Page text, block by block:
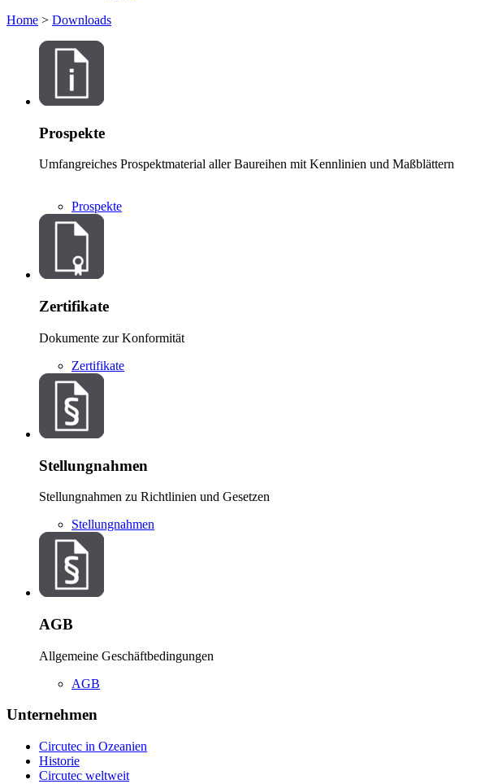
Home > Downloads
Prospekte
Umfangreiches Prospektmaterial aller Baureihen mit Kennlinien und Maßblättern
Prospekte
Zertifikate
Dokumente zur Konformität
Zertifikate
Stellungnahmen
Stellungnahmen zu Richtlinien und Gesetzen
Stellungnahmen
AGB
Allgemeine Geschäftbedingungen
AGB
Unternehmen
Circutec in Ozeanien
Historie
Circutec weltweit